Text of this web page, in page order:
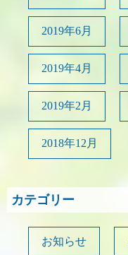
2019年6月
2019年4月
2019年2月
2018年12月
カテゴリー
お知らせ